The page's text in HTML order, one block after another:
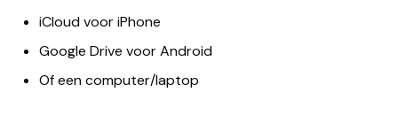
iCloud voor iPhone
Google Drive voor Android
Of een computer/laptop